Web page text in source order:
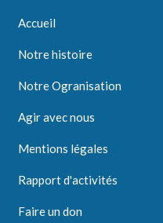
Accueil
Notre histoire
Notre Ogranisation
Agir avec nous
Mentions légales
Rapport d'activités
Faire un don